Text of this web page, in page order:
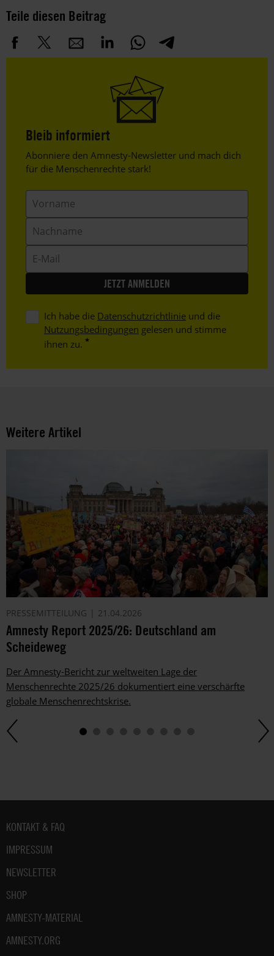
Teile diesen Beitrag
Bleib informiert
Header
Text
Abonniere den Amnesty-Newsletter und mach dich
für die Menschenrechte stark!
Mail
Ich habe die Datenschutzrichtlinie und die
Nutzungsbedingungen gelesen und stimme
ihnen zu.
Weitere Artikel
PRESSEMITTEILUNG 21.04.2026
Amnesty Report 2025/26: Deutschland am
Scheideweg
Der Amnesty-Bericht zur weltweiten Lage der
Menschenrechte 2025/26 dokumentiert eine verschärfte
globale Menschenrechtskrise.
Fußbereich
KONTAKT & FAQ
IMPRESSUM
NEWSLETTER
SHOP
AMNESTY-MATERIAL
AMNESTY.ORG